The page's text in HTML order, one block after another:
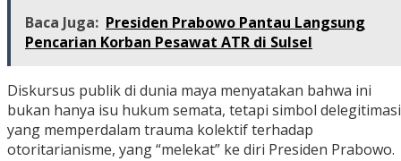
Baca Juga: Presiden Prabowo Pantau Langsung
Pencarian Korban Pesawat ATR di Sulsel
‎Diskursus publik di dunia maya menyatakan bahwa ini
bukan hanya isu hukum semata, tetapi simbol delegitimasi
yang memperdalam trauma kolektif terhadap
otoritarianisme, yang “melekat” ke diri Presiden Prabowo.